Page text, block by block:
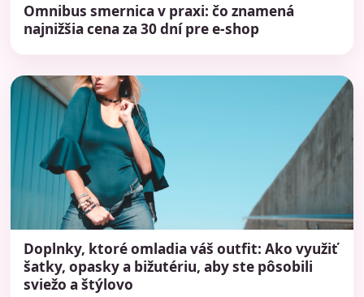
Omnibus smernica v praxi: čo znamená
najnižšia cena za 30 dní pre e-shop
Doplnky, ktoré omladia váš outfit: Ako využiť
šatky, opasky a bižutériu, aby ste pôsobili
sviežo a štýlovo